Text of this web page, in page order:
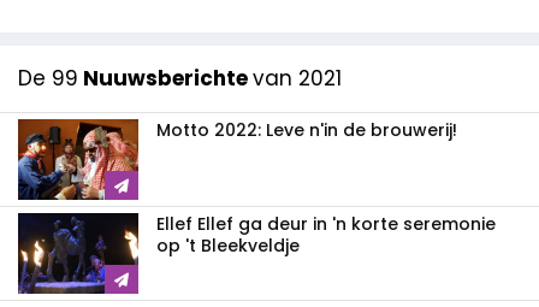
De 99 Nuuwsberichtevan 2021
Motto 2022: Leve n'in de brouwerij!
Ellef Ellef ga deur in 'n korte seremonie
op 't Bleekveldje